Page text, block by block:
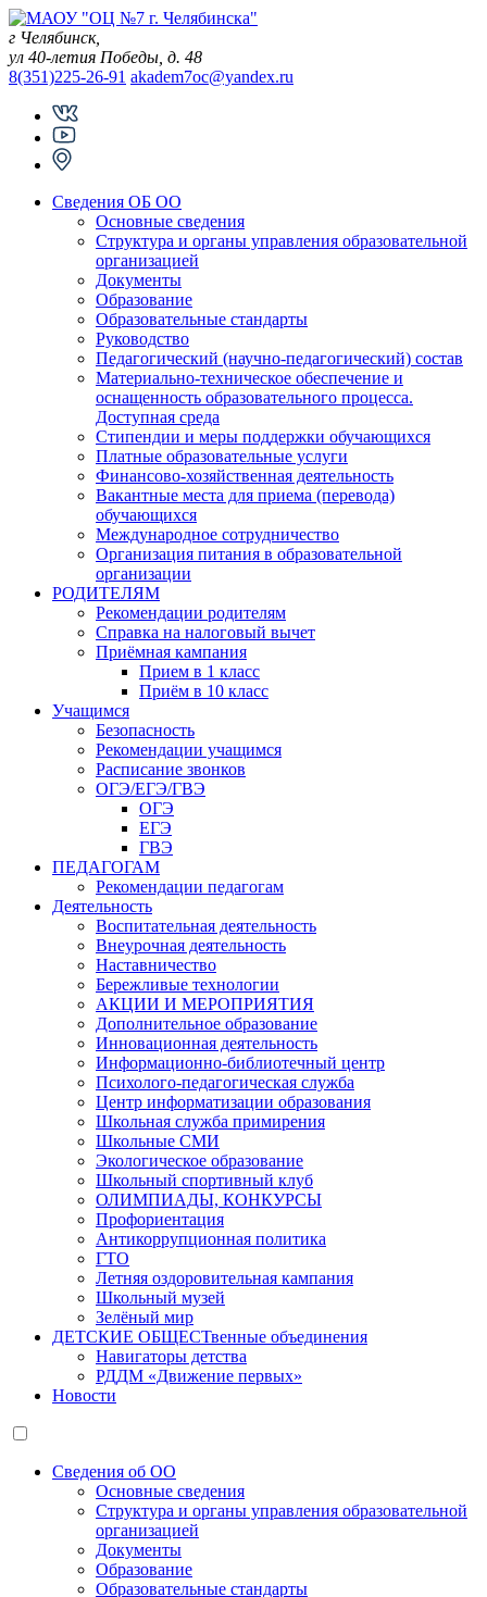
Skip
to
content
г Челябинск,
ул 40-летия Победы, д. 48
8(351)225-26-91 akadem7oc@yandex.ru
Сведения ОБ ОО
Основные сведения
Структура и органы управления образовательной
организацией
Документы
Образование
Образовательные стандарты
Руководство
Педагогический (научно-педагогический) состав
Материально-техническое обеспечение и
оснащенность образовательного процесса.
Доступная среда
Стипендии и меры поддержки обучающихся
Платные образовательные услуги
Финансово-хозяйственная деятельность
Вакантные места для приема (перевода)
обучающихся
Международное сотрудничество
Организация питания в образовательной
организации
РОДИТЕЛЯМ
Рекомендации родителям
Справка на налоговый вычет
Приёмная кампания
Прием в 1 класс
Приём в 10 класс
Учащимся
Безопасность
Рекомендации учащимся
Расписание звонков
ОГЭ/ЕГЭ/ГВЭ
ОГЭ
ЕГЭ
ГВЭ
ПЕДАГОГАМ
Рекомендации педагогам
Деятельность
Воспитательная деятельность
Внеурочная деятельность
Наставничество
Бережливые технологии
АКЦИИ И МЕРОПРИЯТИЯ
Дополнительное образование
Инновационная деятельность
Информационно-библиотечный центр
Психолого-педагогическая служба
Центр информатизации образования
Школьная служба примирения
Школьные СМИ
Экологическое образование
Школьный спортивный клуб
ОЛИМПИАДЫ, КОНКУРСЫ
Профориентация
Антикоррупционная политика
ГТО
Летняя оздоровительная кампания
Школьный музей
Зелёный мир
ДЕТСКИЕ ОБЩЕСТвенные объединения
Навигаторы детства
РДДМ «Движение первых»
Новости
Сведения об ОО
Основные сведения
Структура и органы управления образовательной
организацией
Документы
Образование
Образовательные стандарты